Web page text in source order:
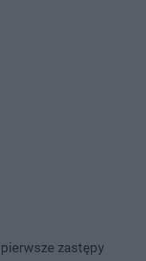
pierwsze zastępy